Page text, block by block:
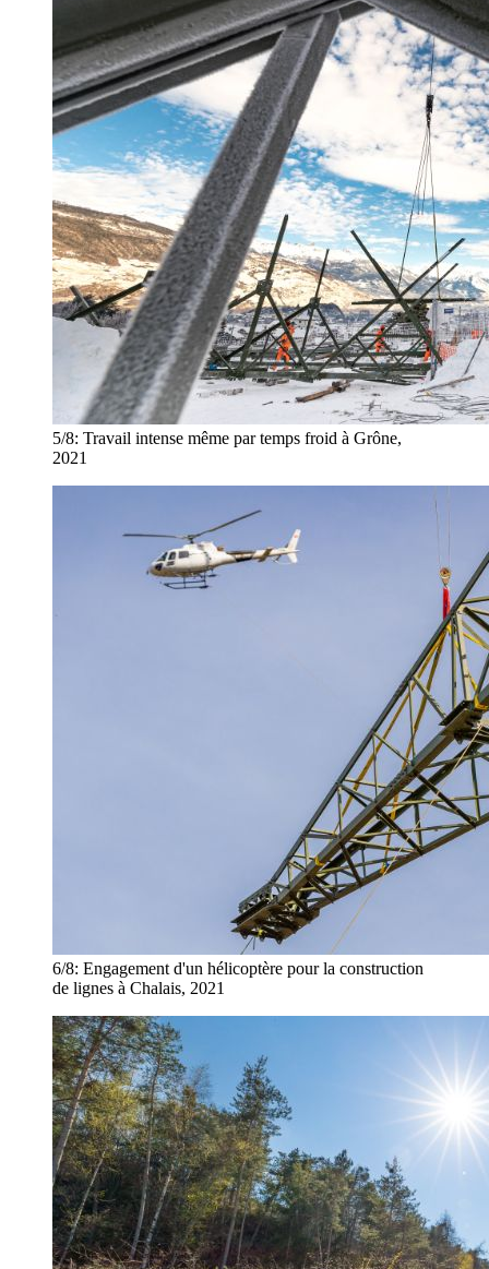
5/8: Travail intense même par temps froid à Grône,
2021
6/8: Engagement d'un hélicoptère pour la construction
de lignes à Chalais, 2021